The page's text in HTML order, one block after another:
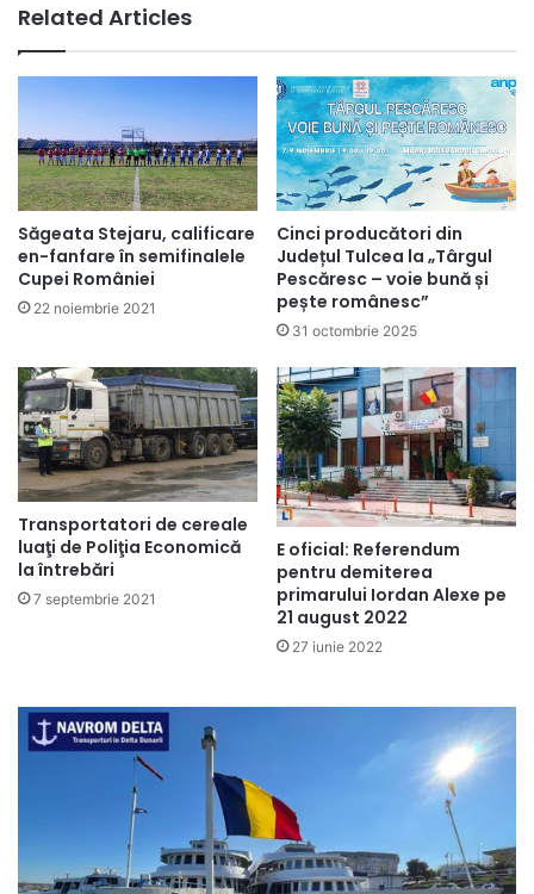
Related Articles
Săgeata Stejaru, calificare
en-fanfare în semifinalele
Cupei României
22 noiembrie 2021
Cinci producători din
Județul Tulcea la „Târgul
Pescăresc – voie bună și
pește românesc”
31 octombrie 2025
Transportatori de cereale
luaţi de Poliţia Economică
la întrebări
7 septembrie 2021
E oficial: Referendum
pentru demiterea
primarului Iordan Alexe pe
21 august 2022
27 iunie 2022